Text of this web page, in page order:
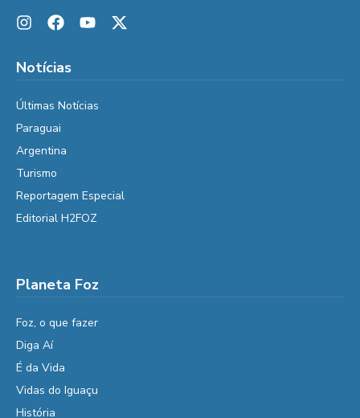
Notícias
Últimas Notícias
Paraguai
Argentina
Turismo
Reportagem Especial
Editorial H2FOZ
Planeta Foz
Foz, o que fazer
Diga Aí
É da Vida
Vidas do Iguaçu
História